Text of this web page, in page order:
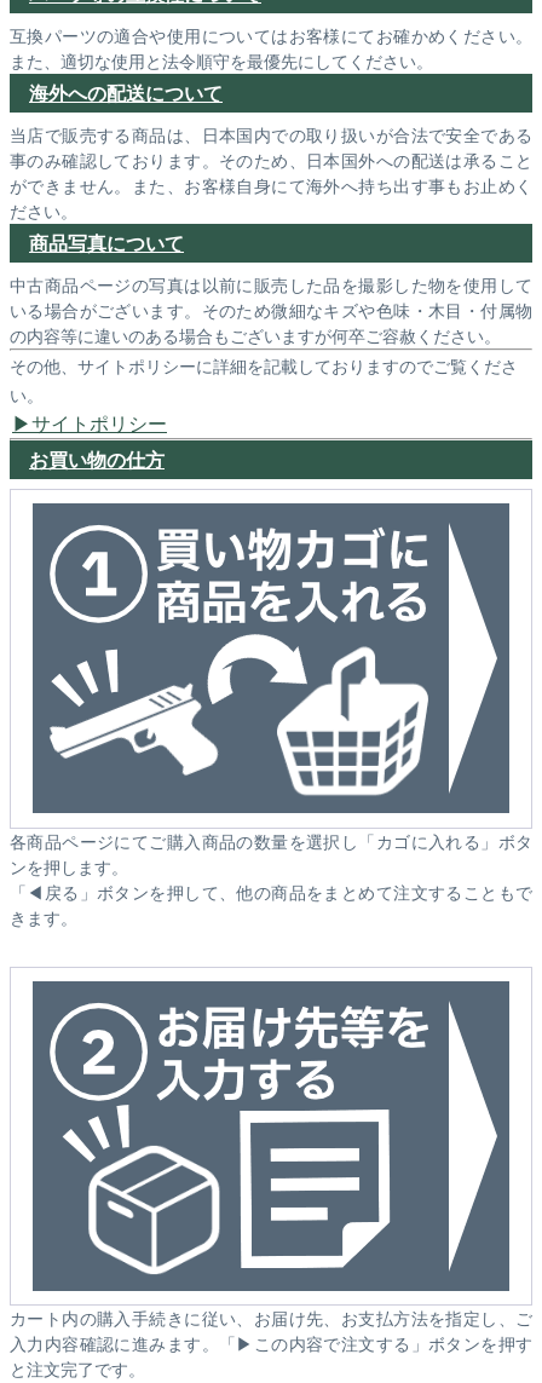
互換パーツの適合や使用についてはお客様にてお確かめください。
また、適切な使用と法令順守を最優先にしてください。
海外への配送について
当店で販売する商品は、日本国内での取り扱いが合法で安全である
事のみ確認しております。そのため、日本国外への配送は承ること
ができません。また、お客様自身にて海外へ持ち出す事もお止めく
ださい。
商品写真について
中古商品ページの写真は以前に販売した品を撮影した物を使用して
いる場合がございます。そのため微細なキズや色味・木目・付属物
の内容等に違いのある場合もございますが何卒ご容赦ください。
その他、サイトポリシーに詳細を記載しておりますのでご覧くださ
い。
サイトポリシー
お買い物の仕方
各商品ページにてご購入商品の数量を選択し「カゴに入れる」ボタ
ンを押します。
「◀戻る」ボタンを押して、他の商品をまとめて注文することもで
きます。
カート内の購入手続きに従い、お届け先、お支払方法を指定し、ご
入力内容確認に進みます。「▶この内容で注文する」ボタンを押す
と注文完了です。